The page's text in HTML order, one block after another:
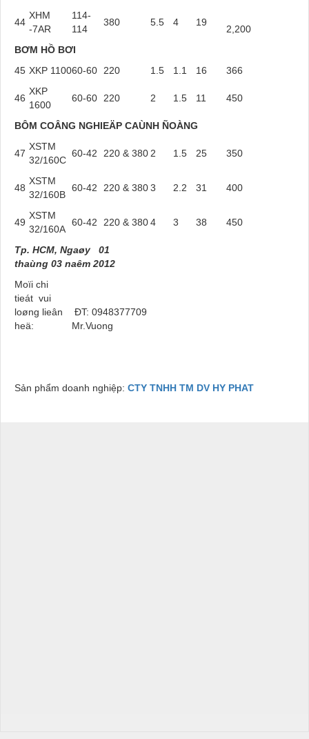
44
XHM
-7AR
114-
114
380 5.5 4 19
2,200
BƠM HỒ BƠI
45 XKP 110060-60 220 1.5 1.1 16 366
46
XKP
1600
60-60 220 2 1.5 11 450
BÔM COÂNG NGHIEÄP CAÙNH ÑOÀNG
47
XSTM
32/160C
60-42 220 & 380 2 1.5 25 350
48
XSTM
32/160B
60-42 220 & 3803 2.2 31 400
49
XSTM
32/160A
60-42 220 & 3804 3 38 450
Tp. HCM, Ngaøy 01
thaùng 03 naêm 2012
Moïi chi
tieát vui
loøng lieân
heä:
ĐT: 0948377709
Mr.Vuong
Sản phẩm doanh nghiệp: CTY TNHH TM DV HY PHAT